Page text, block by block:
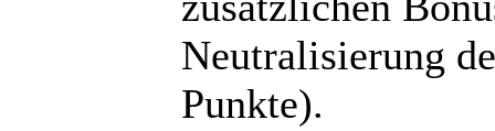
Neutralisierung
Punkte).